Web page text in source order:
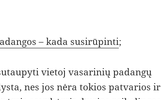
– kada susirūpinti;
vietoj vasarinių padangų
nes jos nėra tokios patvarios ir